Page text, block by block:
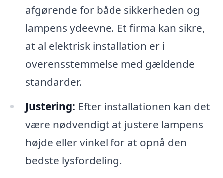
afgørende for både sikkerheden og
lampens ydeevne. Et firma kan sikre,
at al elektrisk installation er i
overensstemmelse med gældende
standarder.
Justering: Efter installationen kan det
være nødvendigt at justere lampens
højde eller vinkel for at opnå den
bedste lysfordeling.